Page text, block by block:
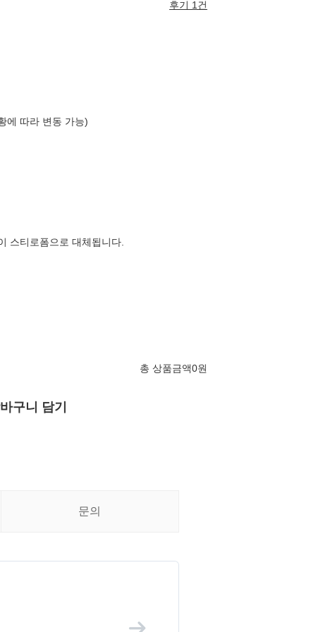
후기 1건
에 따라 변동 가능)
스티로폼으로 대체됩니다.
총 상품금액0원
구니 담기
문의